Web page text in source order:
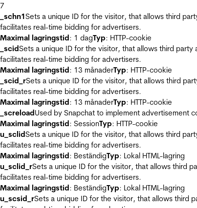
7
_schn1Sets a unique ID for the visitor, that allows third
facilitates real-time bidding for advertisers.
Maximal lagringstid: 1 dagTyp: HTTP-cookie
_scidSets a unique ID for the visitor, that allows third
facilitates real-time bidding for advertisers.
Maximal lagringstid: 13 månaderTyp: HTTP-cookie
_scid_rSets a unique ID for the visitor, that allows third
facilitates real-time bidding for advertisers.
Maximal lagringstid: 13 månaderTyp: HTTP-cookie
_screloadUsed by Snapchat to implement advertisement
Maximal lagringstid: SessionTyp: HTTP-cookie
u_sclidSets a unique ID for the visitor, that allows third
facilitates real-time bidding for advertisers.
Maximal lagringstid: BeständigTyp: Lokal HTML-lagring
u_sclid_rSets a unique ID for the visitor, that allows third
facilitates real-time bidding for advertisers.
Maximal lagringstid: BeständigTyp: Lokal HTML-lagring
u_scsid_rSets a unique ID for the visitor, that allows third